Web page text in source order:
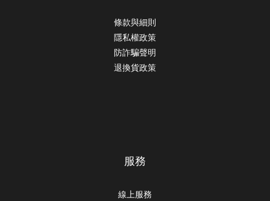
條款與細則
隱私權政策
防詐騙聲明
退換貨政策
服務
線上服務